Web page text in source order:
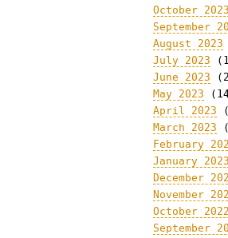
October 2023
September
August 2023
July 2023
June 2023
May 2023
April 2023
March 2023
February
January 2023
December
November
October 2022
September